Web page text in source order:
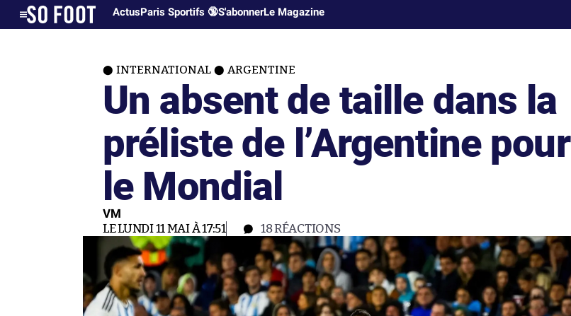
ActusParis Sportifs 🔞S'abonnerLe Magazine
INTERNATIONAL ARGENTINE
Un absent de taille dans la
préliste de l’Argentine pour
le Mondial
VM
LE LUNDI 11 MAI À 17:51 18RÉACTIONS